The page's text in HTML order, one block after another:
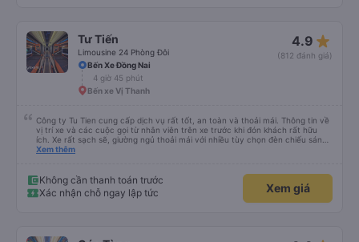
Tư Tiến
Limousine 24 Phòng Đôi
4.9 star_rate
(812 đánh giá)
Bến Xe Đồng Nai
4 giờ 45 phút
Bến xe Vị Thanh
Công ty Tu Tien cung cấp dịch vụ rất tốt, an toàn và thoải mái. Thông tin về
vị trí xe và các cuộc gọi từ nhân viên trên xe trước khi đón khách rất hữu
ích. Xe rất sạch sẽ, giường ngủ thoải mái với nhiều tùy chọn đèn chiếu sáng
và cổng USB được đặt ở vị trí thuận tiện. Nhân viên rất lịch sự và xe đến
Xem thêm
Không cần thanh toán trước
Xác nhận chỗ ngay lập tức
Xem giá